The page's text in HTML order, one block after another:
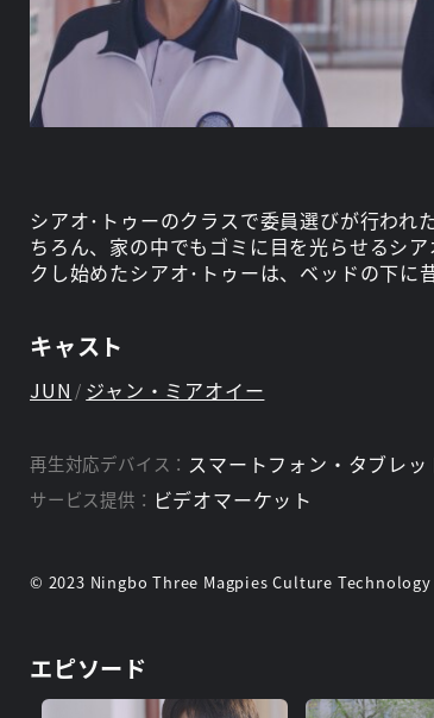
シアオ･トゥーのクラスで委員選びが行わ
ちろん、家の中でもゴミに目を光らせるシ
クし始めたシアオ･トゥーは、ベッドの下に
キャスト
JUN ジャン・ミアオイー
再生対応デバイス： スマートフォン・タブレッ
サービス提供： ビデオマーケット
© 2023 Ningbo Three Magpies Culture
エピソード